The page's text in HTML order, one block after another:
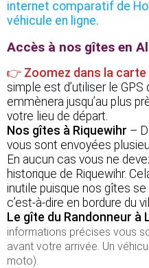
internet comparatif de
véhicule en ligne.
Accès à nos gîtes en
👉 Zoomez dans la carte
simple est d’utiliser le
emmènera jusqu’au plus
votre lieu de départ.
Nos gîtes à Riquewihr –
vous sont envoyées
En aucun cas vous ne
historique de Riquewihr.
inutile puisque nos gîtes
c’est-à-dire en bordure du
Le gîte du Randonneur à
informations précises vous
avant votre arrivée. Un
moto).